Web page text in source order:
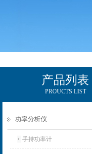
产品列表
PROUCTS LIST
功率分析仪
手持功率计